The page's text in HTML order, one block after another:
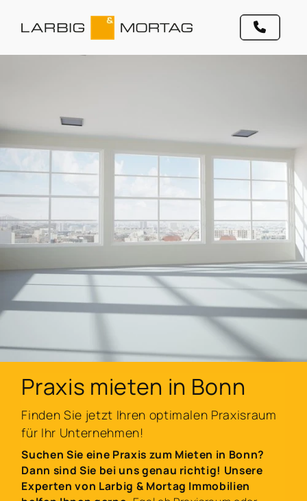
Praxis mieten in Bonn
Finden Sie jetzt Ihren optimalen Praxisraum
für Ihr Unternehmen!
Suchen Sie eine Praxis zum Mieten in Bonn?
Dann sind Sie bei uns genau richtig! Unsere
Experten von Larbig & Mortag Immobilien